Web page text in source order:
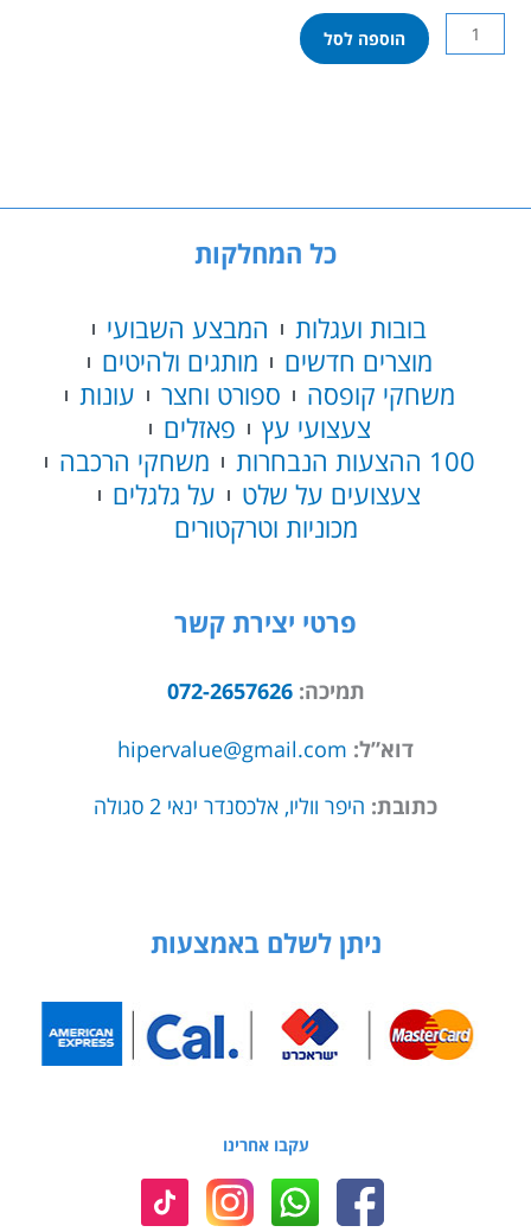
כמות
של
1.00X32
הוספה לסל
כל המחלקות
בובות ועגלות
המבצע השבועי
מוצרים חדשים
מותגים ולהיטים
משחקי קופסה
ספורט וחצר
עונות
צעצועי עץ
פאזלים
100 ההצעות הנבחרות
משחקי הרכבה
צעצועים על שלט
על גלגלים
מכוניות וטרקטורים
פרטי יצירת קשר
תמיכה:072-2657626
דוא”ל: hipervalue@gmail.com
כתובת: היפר ווליו, אלכסנדר ינאי 2 סגולה
ניתן לשלם באמצעות
עקבו אחרינו